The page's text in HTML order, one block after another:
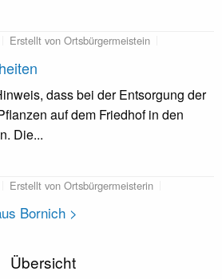
Übersicht
Erstellt von Ortsbürgermeistein
dass bei der Entsorgung der
auf dem Friedhof in den
Die...
Erstellt von Ortsbürgermeisterin
Bornich >